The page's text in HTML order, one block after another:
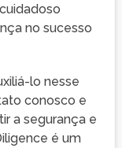
no sucesso
lo nesse
conosco e
a segurança e
é um